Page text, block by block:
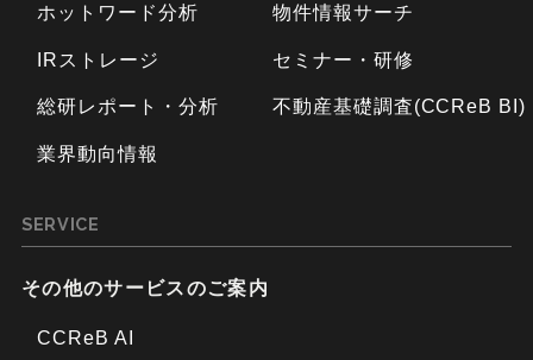
ホットワード分析
IRストレージ
総研レポート・分析
業界動向情報
物件情報サーチ
セミナー・研修
不動産基礎調査(CCReB BI)
SERVICE
その他のサービスのご案内
CCReB AI